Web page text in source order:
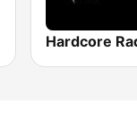
Hardcore